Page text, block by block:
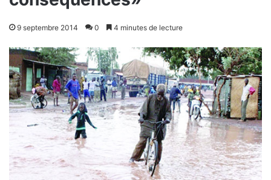
9 septembre 2014 0 4 minutes de lecture